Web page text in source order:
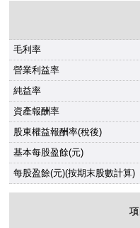
毛利率
營業利益率
純益率
資產報酬率
股東權益報酬率(稅後)
基本每股盈餘(元)
每股盈餘(元)(按期末股數計算)
項